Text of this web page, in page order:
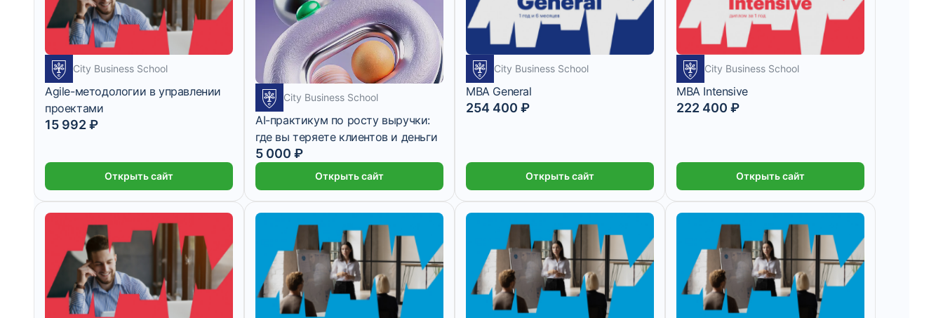
City Business School
Agile-методологии в управлении
проектами
15 992 ₽
Открыть сайт
City Business School
AI-практикум по росту выручки:
где вы теряете клиентов и деньги
5 000 ₽
Открыть сайт
City Business School
MBA General
254 400 ₽
Открыть сайт
City Business School
MBA Intensive
222 400 ₽
Открыть сайт